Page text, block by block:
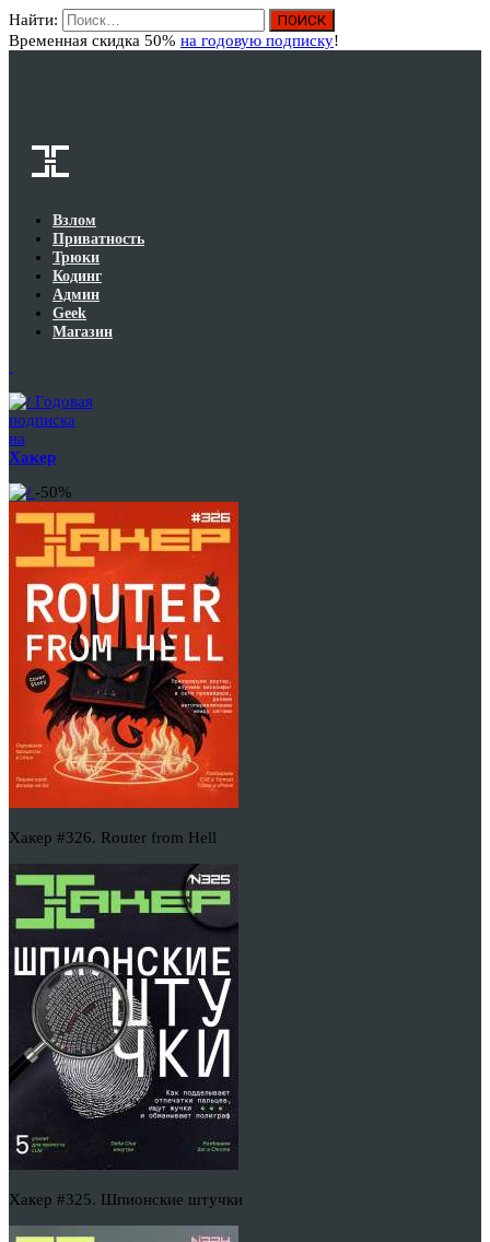
Найти:
Временная скидка 50% на годовую подписку!
Взлом
Приватность
Трюки
Кодинг
Админ
Geek
Магазин
Годовая
подписка
на
Хакер
-50%
Хакер #326. Router from Hell
Хакер #325. Шпионские штучки